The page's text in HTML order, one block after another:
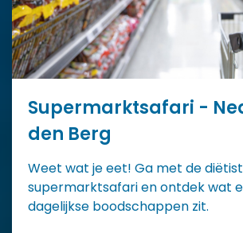
Supermarktsafari -
den Berg
Weet wat je eet! Ga met de
supermarktsafari en ontdek wat
dagelijkse boodschappen zit.